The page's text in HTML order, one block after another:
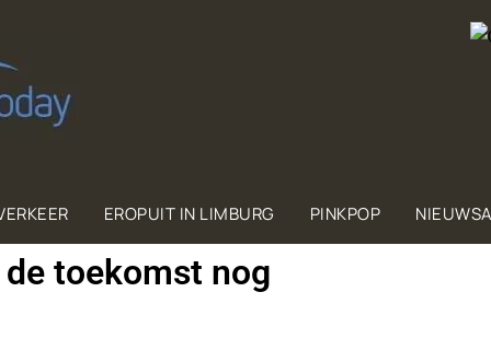
EROPUIT IN LIMBURG PINKPOP
toekomst nog